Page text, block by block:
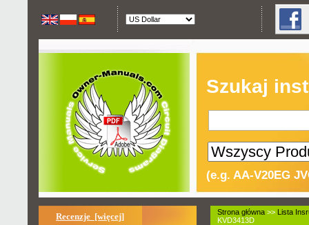
Szukaj
(e.g. AA-V20EG
Recenzje [więcej] Strona główna >> Lista
KVD3413D